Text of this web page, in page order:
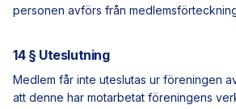
personen avförs från
14 § Uteslutning
Medlem får inte uteslutas ur föreningen
att denne har motarbetat föreningens